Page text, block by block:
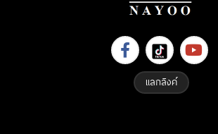
แลกลิงค์